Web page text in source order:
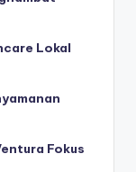
Lokal
Fokus